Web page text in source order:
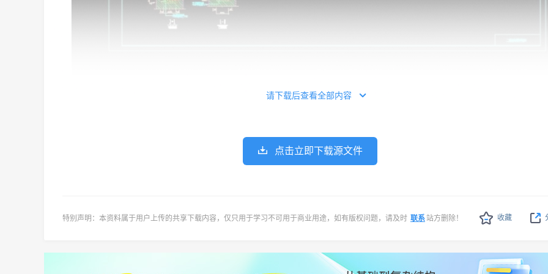
经典案例 砌体加固设计图纸-图三
请下载后查看全部内容
点击立即下载源文件
特别声明：本资料属于用户上传的共享 下载内容，仅只用于学习不可用于商业用途，如有版权问题，请及时 联系站方删除！ 收藏